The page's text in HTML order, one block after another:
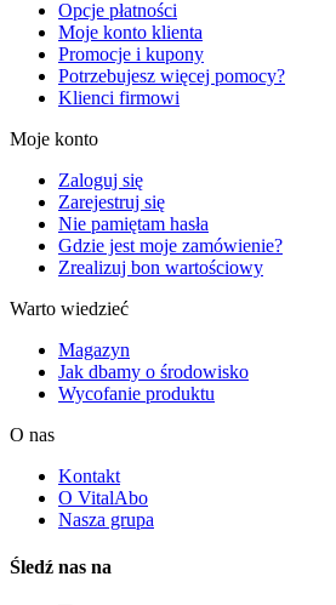
Opcje płatności
Moje konto klienta
Promocje i kupony
Potrzebujesz więcej pomocy?
Klienci firmowi
Moje konto
Zaloguj się
Zarejestruj się
Nie pamiętam hasła
Gdzie jest moje zamówienie?
Zrealizuj bon wartościowy
Warto wiedzieć
Magazyn
Jak dbamy o środowisko
Wycofanie produktu
O nas
Kontakt
O VitalAbo
Nasza grupa
Śledź nas na